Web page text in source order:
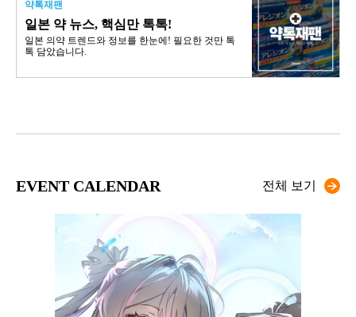
약톡재팬
일본 약 뉴스, 핵심만 톡톡!
일본 의약 트렌드와 정보를 한눈에! 필요한 것만 톡
톡 담았습니다.
EVENT CALENDAR 전체 보기